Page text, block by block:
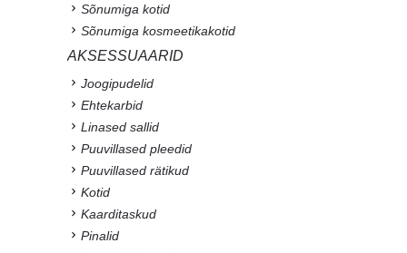
Sõnumiga kotid
Sõnumiga kosmeetikakotid
AKSESSUAARID
Joogipudelid
Ehtekarbid
Linased sallid
Puuvillased pleedid
Puuvillased rätikud
Kotid
Kaarditaskud
Pinalid